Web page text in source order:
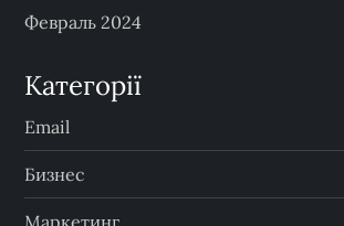
Февраль 2024
Категорії
Email
Бизнес